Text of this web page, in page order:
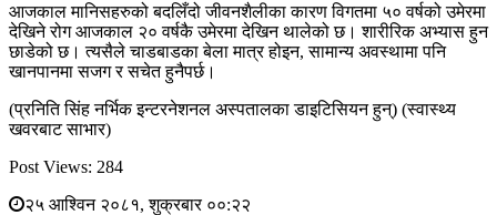
आजकाल मानिसहरुको बदलिँदो जीवनशैलीका कारण विगतमा ५० वर्षको उमेरमा
देखिने रोग आजकाल २० वर्षकै उमेरमा देखिन थालेको छ। शारीरिक अभ्यास हुन
छाडेको छ। त्यसैले चाडबाडका बेला मात्र होइन, सामान्य अवस्थामा पनि
खानपानमा सजग र सचेत हुनैपर्छ।
(प्रनिति सिंह नर्भिक इन्टरनेशनल अस्पतालका डाइटिसियन हुन्) (स्वास्थ्य
खवरबाट साभार)
Post Views: 284
२५ आश्विन २०८१, शुक्रबार ००:२२